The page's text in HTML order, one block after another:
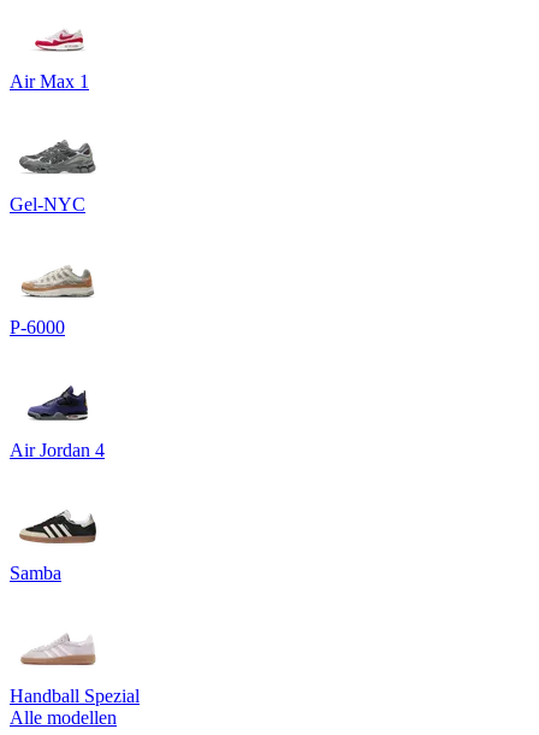
Air Max 1
Gel-NYC
P-6000
Air Jordan 4
Samba
Handball Spezial
Alle modellen